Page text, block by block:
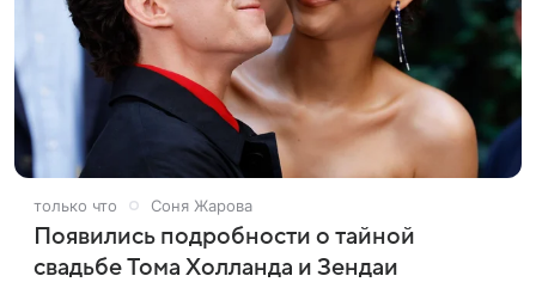
только что Соня Жарова
Появились подробности о тайной
свадьбе Тома Холланда и Зендаи